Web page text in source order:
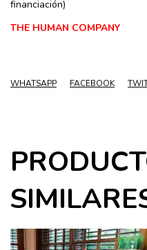
financiación)
THE HUMAN COMPANY
WHATSAPP FACEBOOK